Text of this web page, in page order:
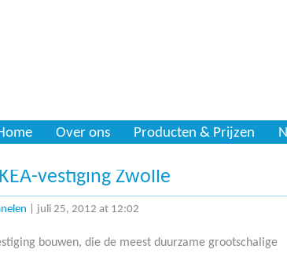
Over ons Producten & Prijzen
vestiging Zwolle
| juli 25, 2012 at 12:02
bouwen, die de meest duurzame grootschalige